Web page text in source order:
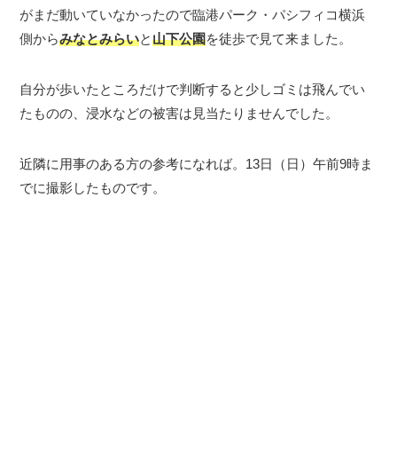
がまだ動いていなかったので臨港パーク・パシフィコ横浜
側からみなとみらいと山下公園を徒歩で見て来ました。
自分が歩いたところだけで判断すると少しゴミは飛んでい
たものの、浸水などの被害は見当たりませんでした。
近隣に用事のある方の参考になれば。13日（日）午前9時ま
でに撮影したものです。